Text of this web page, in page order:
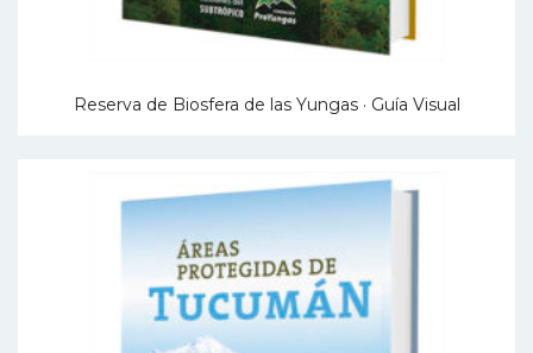
Reserva de Biosfera de las Yungas · Guía Visual